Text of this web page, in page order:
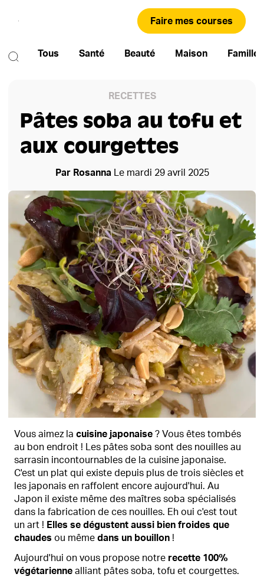
Faire mes courses
Tous Santé Beauté Maison Famille
RECETTES
Pâtes soba au tofu et
aux courgettes
Par Rosanna Le mardi 29 avril 2025
Vous aimez lacuisine japonaise ? Vous êtes tombés
au bon endroit ! Les pâtes soba sont des nouilles au
sarrasin incontournables de la cuisine japonaise.
C'est un plat qui existe depuis plus de trois siècles et
les japonais en raffolent encore aujourd'hui. Au
Japon il existe même des maîtres soba spécialisés
dans la fabrication de ces nouilles. Eh oui c'est tout
un art ! Elles se dégustent aussi bien froides que
chaudesou mêmedans un bouillon !
Aujourd'hui on vous propose notre recette 100%
végétariennealliant pâtes soba, tofu et courgettes.